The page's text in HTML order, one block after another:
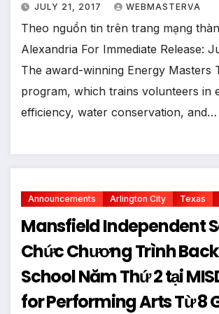
JULY 21, 2017 WEBMASTERVA
Theo nguồn tin trên trang mạng
Alexandria For Immediate Release:
The award-winning Energy Masters
program, which trains volunteers in
efficiency, water conservation, and…
Announcements Arlington City Texas
Mansfield Independent
Chức Chương Trình
School Năm Thứ 2 tại
for Performing Arts Từ 8